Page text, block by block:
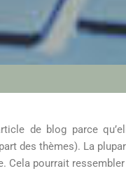
de blog parce
des thèmes). La
Cela pourrait